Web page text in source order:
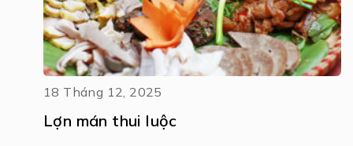
18 Tháng 12, 2025
Lợn mán thui luộc